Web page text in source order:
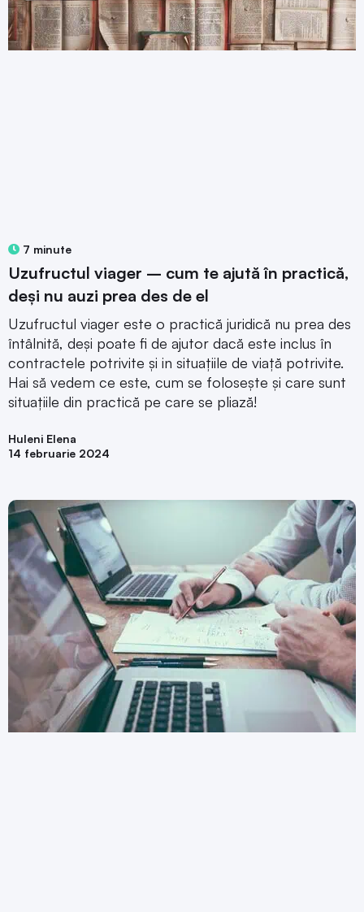
7 minute
Uzufructul viager – cum te ajută în practică,
deși nu auzi prea des de el
Uzufructul viager este o practică juridică nu prea des
întâlnită, deși poate fi de ajutor dacă este inclus în
contractele potrivite și in situațiile de viață potrivite.
Hai să vedem ce este, cum se folosește și care sunt
situațiile din practică pe care se pliază!
Huleni Elena
14 februarie 2024